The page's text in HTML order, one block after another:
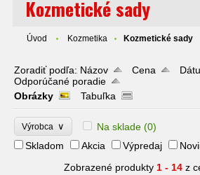
Kozmetické sady
Úvod Kozmetika Kozmetické sady
Zoradiť podľa: Názov Cena
Odporúčané poradie
Obrázky
Tabuľka
Výrobca ∨ Na sklade (0)
Skladom
Akcia Výpredaj
Zobrazené produkty 1 - 14 z